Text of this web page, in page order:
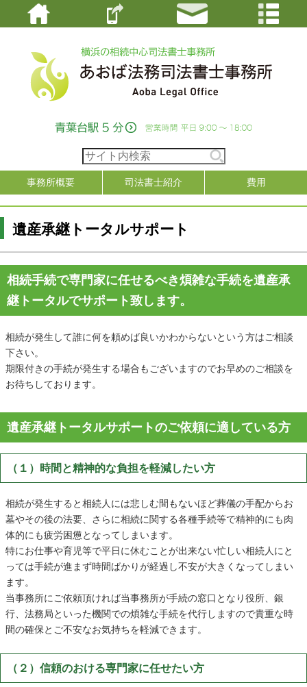
事務所概要 司法書士紹介 費用
遺産承継トータルサポート
相続手続で専門家に任せるべき煩雑な手続を遺産承
継トータルでサポート致します。
相続が発生して誰に何を頼めば良いかわからないという方はご相談
下さい。
期限付きの手続が発生する場合もございますのでお早めのご相談を
お待ちしております。
遺産承継トータルサポートのご依頼に適している方
（１）時間と精神的な負担を軽減したい方
相続が発生すると相続人には悲しむ間もないほど葬儀の手配からお
墓やその後の法要、さらに相続に関する各種手続等で精神的にも肉
体的にも疲労困憊となってしまいます。
特にお仕事や育児等で平日に休むことが出来ない忙しい相続人にと
っては手続が進まず時間ばかりが経過し不安が大きくなってしまい
ます。
当事務所にご依頼頂ければ当事務所が手続の窓口となり役所、銀
行、法務局といった機関での煩雑な手続を代行しますので貴重な時
間の確保とご不安なお気持ちを軽減できます。
（２）信頼のおける専門家に任せたい方